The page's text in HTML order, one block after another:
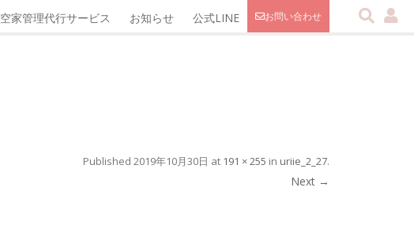
お問い合わせ
空家管理代行サービス お知らせ 公式LINE
Published 2019年10月30日 at 191 × 255 in uriie_2_27.
Next →